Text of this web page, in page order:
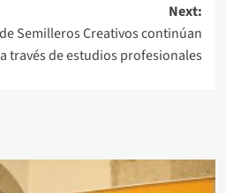
Next:
Semilleros Creativos continúan
través de estudios profesionales